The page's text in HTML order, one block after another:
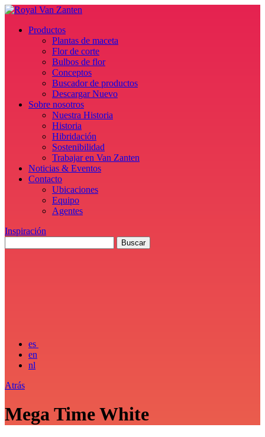
Productos
Plantas de maceta
Flor de corte
Bulbos de flor
Conceptos
Buscador de productos
Descargar Nuevo
Sobre nosotros
Nuestra Historia
Historia
Hibridación
Sostenibilidad
Trabajar en Van Zanten
Noticias & Eventos
Contacto
Ubicaciones
Equipo
Agentes
Inspiración
es
en
nl
Atrás
Mega Time White